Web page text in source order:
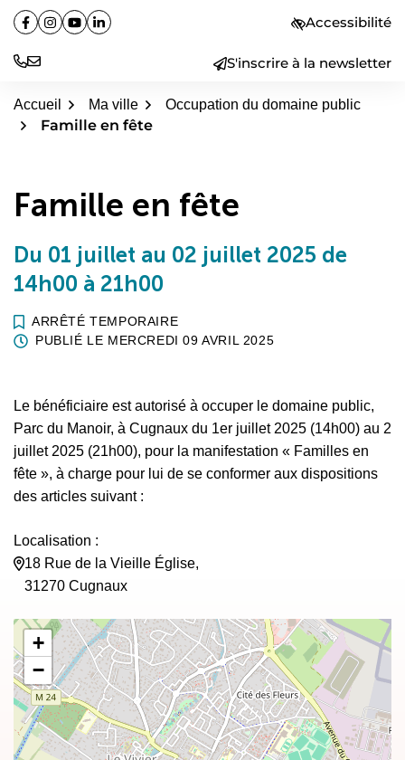
Aller
au
contenu
S'inscrire à la newsletter
Facebook
(ouverture dans un nouvel onglet)
Instagram
(ouverture dans un nouvel onglet)
YouTube
(ouverture dans un nouvel onglet)
Linkedin
(ouverture dans un nouvel onglet) Accessibilité
Accueil Ma ville Occupation du domaine public
Famille en fête
Famille en fête
Du 01 juillet au 02 juillet 2025 de
14h00 à 21h00
ARRÊTÉ TEMPORAIRE
PUBLIÉ LE MERCREDI 09 AVRIL 2025
Le bénéficiaire est autorisé à occuper le domaine public,
Parc du Manoir, à Cugnaux du 1er juillet 2025 (14h00) au 2
juillet 2025 (21h00), pour la manifestation « Familles en
fête », à charge pour lui de se conformer aux dispositions
des articles suivant :
Localisation :
18 Rue de la Vieille Église,
31270 Cugnaux
+
−